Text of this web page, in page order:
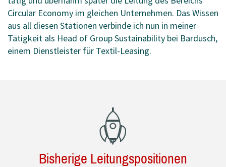
Circular Economy im gleichen Unternehmen. Das Wissen
aus all diesen Stationen verbinde ich nun in meiner
Tätigkeit als Head of Group Sustainability bei Bardusch,
einem Dienstleister für Textil-Leasing.
Bisherige Leitungspositionen